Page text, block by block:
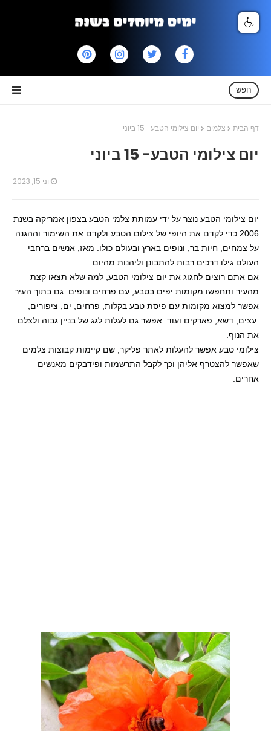
חפש
דף הבית צלמים יום צילומי הטבע- 15 ביוני
יום צילומי הטבע- 15 ביוני
יוני 15, 2023
יום צילומי הטבע נוצר על ידי עמותת צלמי הטבע בצפון אמריקה בשנת
2006 כדי לקדם את היופי של צילום הטבע ולקדם את השימור וההגנה
על צמחים, חיות בר, ונופים בארץ ובעולם כולו. מאז, אנשים ברחבי
העולם גילו דרכים רבות להתבונן וליהנות מהיום.
אם אתם רוצים לחגוג את יום צילומי הטבע, למה שלא תצאו קצת
מהעיר ותחפשו מקומות יפים בטבע, עם פרחים ונופים. גם בתוך העיר
אפשר למצוא מקומות עם פיסת טבע בקלות, פרחים, ים, ציפורים,
עצים, דשא, פארקים ועוד. אפשר גם לעלות לגג של בניין גבוה ולצלם
את הנוף.
צילומי טבע אפשר להעלות לאתר פליקר, שם קיימות קבוצות צלמים
שאפשר להצטרף אליהן וכך לקבל התרשמות ופידבקים מאנשים
אחרים.